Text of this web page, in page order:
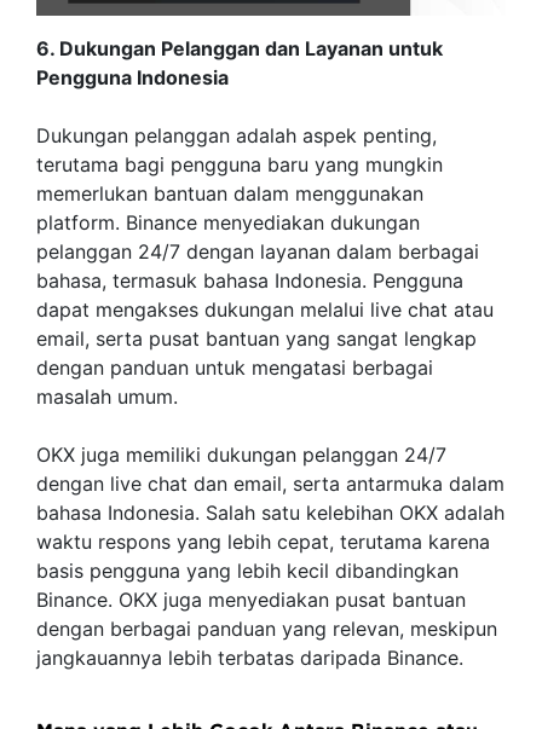
6. Dukungan Pelanggan dan Layanan untuk
Pengguna Indonesia
Dukungan pelanggan adalah aspek penting,
terutama bagi pengguna baru yang mungkin
memerlukan bantuan dalam menggunakan
platform. Binance menyediakan dukungan
pelanggan 24/7 dengan layanan dalam berbagai
bahasa, termasuk bahasa Indonesia. Pengguna
dapat mengakses dukungan melalui live chat atau
email, serta pusat bantuan yang sangat lengkap
dengan panduan untuk mengatasi berbagai
masalah umum.
OKX juga memiliki dukungan pelanggan 24/7
dengan live chat dan email, serta antarmuka dalam
bahasa Indonesia. Salah satu kelebihan OKX adalah
waktu respons yang lebih cepat, terutama karena
basis pengguna yang lebih kecil dibandingkan
Binance. OKX juga menyediakan pusat bantuan
dengan berbagai panduan yang relevan, meskipun
jangkauannya lebih terbatas daripada Binance.